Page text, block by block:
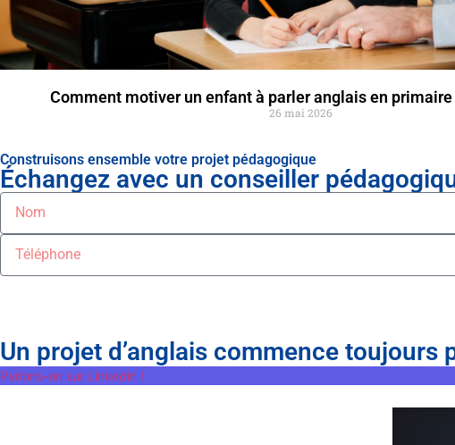
Comment motiver un enfant à parler anglais en
26 mai 2026
Construisons ensemble votre projet pédagogique
Échangez avec un conseiller
Un projet d’anglais commence
Parlons-en sur Linkedin !